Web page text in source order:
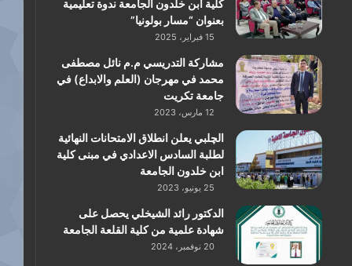
كلية ابن خلدون الجامعة ندوة تعليمية
بعنوان “مسار بولونيا”
15 فبراير، 2025
مشاركة التدريسي م.م نائل مصطفى
محمد في مهرجان (العلم والابداع) في
جامعة تكريت
12 مارس، 2023
الچلبي يعلن انطلاق الامتحانات النهائية
لطلبة السادس الاعدادي في مبنى كلية
ابن خلدون الجامعة
25 يونيو، 2023
الدكتور رائد الشيخلي يحصل على
شهادة علمية من كلية القلعة الجامعة
20 نوفمبر، 2024